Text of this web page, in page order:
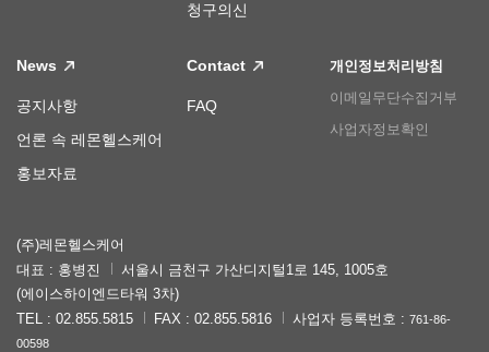
청구의신
News
공지사항
언론 속 레몬헬스케어
홍보자료
Contact
FAQ
개인정보처리방침
이메일무단수집거부
사업자정보확인
(주)레몬헬스케어
대표 : 홍병진
서울시 금천구 가산디지털1로 145, 1005호
(에이스하이엔드타워 3차)
TEL : 02.855.5815
FAX : 02.855.5816 사업자 등록번호 : 761-86-
00598